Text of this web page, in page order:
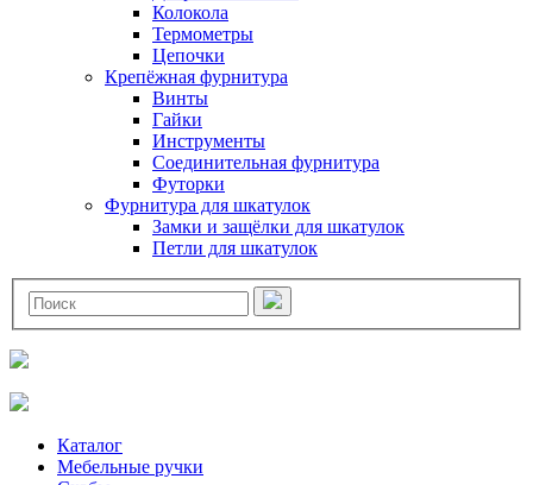
Колокола
Термометры
Цепочки
Крепёжная фурнитура
Винты
Гайки
Инструменты
Соединительная фурнитура
Футорки
Фурнитура для шкатулок
Замки и защёлки для шкатулок
Петли для шкатулок
Каталог
Мебельные ручки